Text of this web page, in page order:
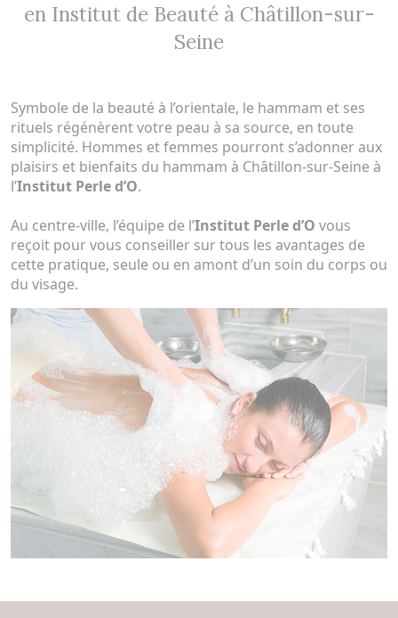
en Institut de Beauté à Châtillon-sur-
Seine
Symbole de la beauté à l’orientale, le hammam et ses
rituels régénèrent votre peau à sa source, en toute
simplicité. Hommes et femmes pourront s’adonner aux
plaisirs et bienfaits du hammam à Châtillon-sur-Seine à
l’Institut Perle d’O.
Au centre-ville, l’équipe de l’Institut Perle d’O vous
reçoit pour vous conseiller sur tous les avantages de
cette pratique, seule ou en amont d’un soin du corps ou
du visage.